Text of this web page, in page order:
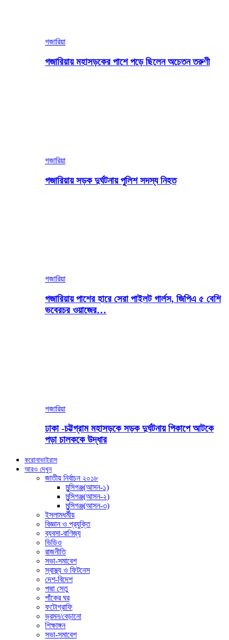
গজারিয়া
গজারিয়ায় মহাসড়কের পাশে পড়ে ছিলেন অচেতন তরুণী
গজারিয়া
গজারিয়ায় সড়ক দুর্ঘটনায় পুলিশ সদস্য নিহত
গজারিয়া
গজারিয়ায় পাশের হারে সেরা পাইলট গার্লস, জিপিএ ৫ বেশি
ভবেরচর ওয়াজের…
গজারিয়া
ঢাকা -চট্টগ্রাম মহাসড়কে সড়ক দুর্ঘটনায় পিকাপে আটকে
পড়া চালককে উদ্ধার
করোনাভাইরাস
আরও দেখুন
জাতীয় নির্বাচন ২০১৮
মুন্সিগঞ্জ(আসন-১)
মুন্সিগঞ্জ(আসন-২)
মুন্সিগঞ্জ(আসন-৩)
ইসলামধর্মীয়
বিজ্ঞান ও প্রযুক্তি
ব্যবসা-বাণিজ্য
ভিডিও
রাজনীতি
সভা-সমাবেশ
স্বাস্থ্য ও ফিটনেস
দেশ-বিদেশ
পদ্মা সেতু
পাঁকের ঘর
ফটোগ্রাফি
ভ্রমন/বেড়ানো
শিক্ষাঙ্গন
সভা-সমাবেশ